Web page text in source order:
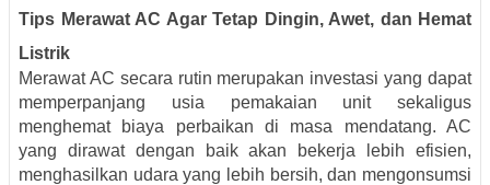
Tips Merawat AC Agar Tetap Dingin, Awet, dan Hemat
Listrik
Merawat AC secara rutin merupakan investasi yang dapat
memperpanjang usia pemakaian unit sekaligus
menghemat biaya perbaikan di masa mendatang. AC
yang dirawat dengan baik akan bekerja lebih efisien,
menghasilkan udara yang lebih bersih, dan mengonsumsi